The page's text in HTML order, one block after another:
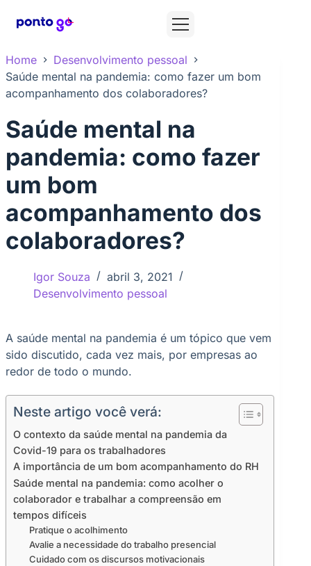
Home
Desenvolvimento pessoal
Saúde mental na pandemia: como fazer um bom
acompanhamento dos colaboradores?
Saúde mental na
pandemia: como fazer
um bom
acompanhamento dos
colaboradores?
Igor Souza
abril 3, 2021
Desenvolvimento pessoal
A saúde mental na pandemia é um tópico que vem
sido discutido, cada vez mais, por empresas ao
redor de todo o mundo.
Neste artigo você verá:
O contexto da saúde mental na pandemia da
Covid-19 para os trabalhadores
A importância de um bom acompanhamento do RH
Saúde mental na pandemia: como acolher o
colaborador e trabalhar a compreensão em
tempos difíceis
Pratique o acolhimento
Avalie a necessidade do trabalho presencial
Cuidado com os discursos motivacionais